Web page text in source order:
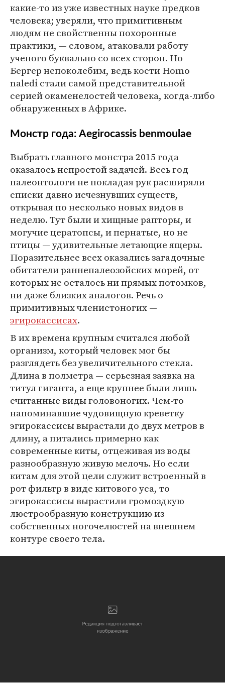
какие-то из уже известных науке предков
человека; уверяли, что примитивным
людям не свойственны похоронные
практики, — словом, атаковали работу
ученого буквально со всех сторон. Но
Бергер непоколебим, ведь кости Homo
naledi стали самой представительной
серией окаменелостей человека, когда-либо
обнаруженных в Африке.
Монстр года: Aegirocassis benmoulae
Выбрать главного монстра 2015 года
оказалось непростой задачей. Весь год
палеонтологи не покладая рук расширяли
списки давно исчезнувших существ,
открывая по несколько новых видов в
неделю. Тут были и хищные рапторы, и
могучие цератопсы, и пернатые, но не
птицы — удивительные летающие ящеры.
Поразительнее всех оказались загадочные
обитатели раннепалеозойских морей, от
которых не осталось ни прямых потомков,
ни даже близких аналогов. Речь о
примитивных членистоногих —
эгирокассисах.
В их времена крупным считался любой
организм, который человек мог бы
разглядеть без увеличительного стекла.
Длина в полметра — серьезная заявка на
титул гиганта, а еще крупнее были лишь
считанные виды головоногих. Чем-то
напоминавшие чудовищную креветку
эгирокассисы вырастали до двух метров в
длину, а питались примерно как
современные киты, отцеживая из воды
разнообразную живую мелочь. Но если
китам для этой цели служит встроенный в
рот фильтр в виде китового уса, то
эгирокассисы вырастили громоздкую
люстрообразную конструкцию из
собственных ногочелюстей на внешнем
контуре своего тела.